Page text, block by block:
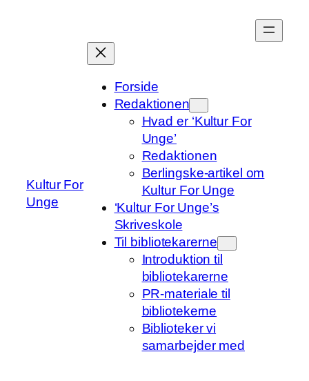
Kultur For
Unge
Forside
Redaktionen
Hvad er ‘Kultur For
Unge’
Redaktionen
Berlingske-artikel om
Kultur For Unge
‘Kultur For Unge’s
Skriveskole
Til bibliotekarerne
Introduktion til
bibliotekarerne
PR-materiale til
bibliotekerne
Biblioteker vi
samarbejder med